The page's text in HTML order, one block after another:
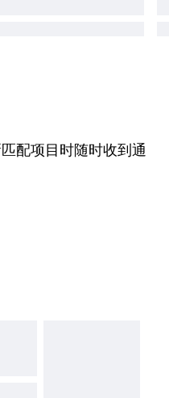
配项目时随时收到通